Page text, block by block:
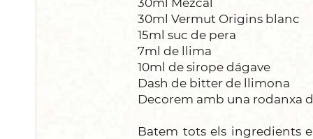
30ml Vermut Origins blanc
15ml suc de pera
7ml de llima
10ml de sirope d´agave
Dash de bitter de llimona
Decorem amb una rodanxa
Batem tots els ingredients